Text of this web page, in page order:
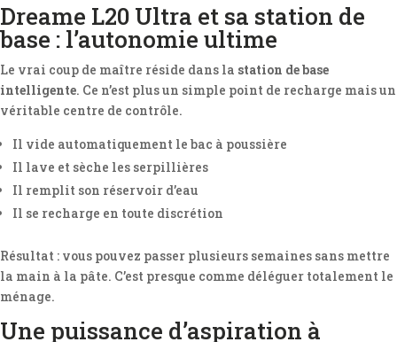
Dreame L20 Ultra et sa station de
base : l’autonomie ultime
Le vrai coup de maître réside dans la station de base
intelligente. Ce n’est plus un simple point de recharge mais un
véritable centre de contrôle.
Il vide automatiquement le bac à poussière
Il lave et sèche les serpillières
Il remplit son réservoir d’eau
Il se recharge en toute discrétion
Résultat : vous pouvez passer plusieurs semaines sans mettre
la main à la pâte. C’est presque comme déléguer totalement le
ménage.
Une puissance d’aspiration à